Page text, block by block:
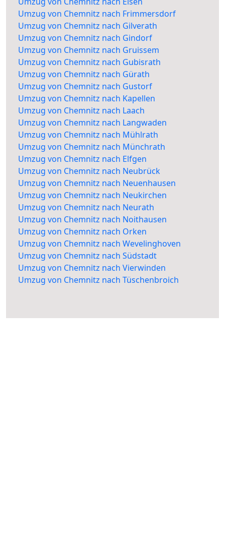
Umzug von Chemnitz nach Frimmersdorf
Umzug von Chemnitz nach Gilverath
Umzug von Chemnitz nach Gindorf
Umzug von Chemnitz nach Gruissem
Umzug von Chemnitz nach Gubisrath
Umzug von Chemnitz nach Gürath
Umzug von Chemnitz nach Gustorf
Umzug von Chemnitz nach Kapellen
Umzug von Chemnitz nach Laach
Umzug von Chemnitz nach Langwaden
Umzug von Chemnitz nach Mühlrath
Umzug von Chemnitz nach Münchrath
Umzug von Chemnitz nach Elfgen
Umzug von Chemnitz nach Neubrück
Umzug von Chemnitz nach Neuenhausen
Umzug von Chemnitz nach Neukirchen
Umzug von Chemnitz nach Neurath
Umzug von Chemnitz nach Noithausen
Umzug von Chemnitz nach Orken
Umzug von Chemnitz nach Wevelinghoven
Umzug von Chemnitz nach Südstadt
Umzug von Chemnitz nach Vierwinden
Umzug von Chemnitz nach Tüschenbroich